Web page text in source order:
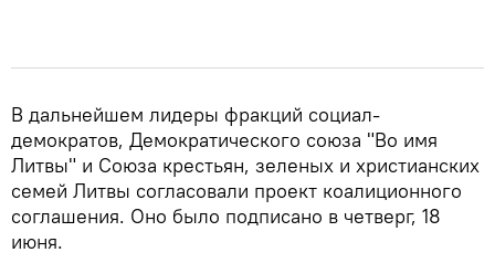
В дальнейшем лидеры фракций социал-
демократов, Демократического союза "Во имя
Литвы" и Союза крестьян, зеленых и христианских
семей Литвы согласовали проект коалиционного
соглашения. Оно было подписано в четверг, 18
июня.